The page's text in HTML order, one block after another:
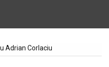
Adrian Corlaciu